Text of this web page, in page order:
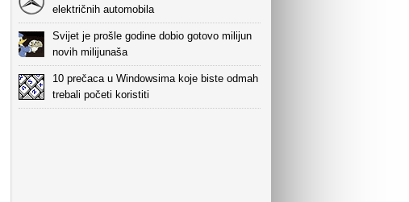
električnih automobila
Svijet je prošle godine dobio gotovo milijun
novih milijunaša
10 prečaca u Windowsima koje biste odmah
trebali početi koristiti